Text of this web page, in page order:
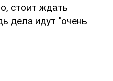
стоит ждать
дела идут "очень